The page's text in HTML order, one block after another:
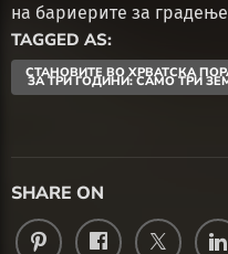
на бариерите за
TAGGED AS:
СТАНОВИТЕ ВО ХРВАТСКА
ЗА ТРИ ГОДИНИ: САМО ТРИ
SHARE ON